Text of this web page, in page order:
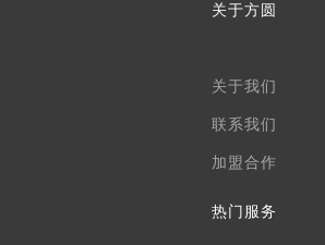
关于我们
联系我们